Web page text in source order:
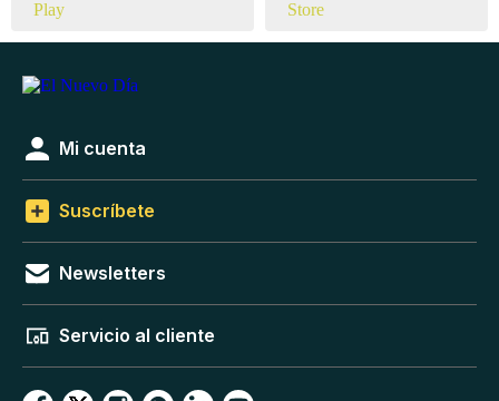
Mi cuenta
Suscríbete
Newsletters
Servicio al cliente